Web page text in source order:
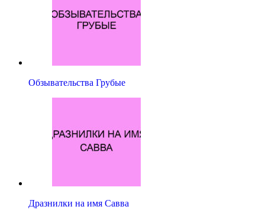
Обзывательства Грубые
Дразнилки на имя Савва